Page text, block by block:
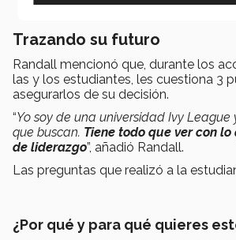
Trazando su futuro
Randall mencionó que, durante los
las y los estudiantes, les cuestiona 3
asegurarlos de su decisión.
“Yo soy de una universidad Ivy League
que buscan. Tiene todo que ver con
de liderazgo”, añadió Randall.
Las preguntas que realizó a la
¿Por qué y para qué quieres